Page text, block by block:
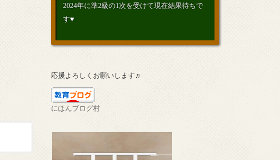
2024年に準2級の1次を受けて現在結果待ちで
す♥
応援よろしくお願いします♬
にほんブログ村